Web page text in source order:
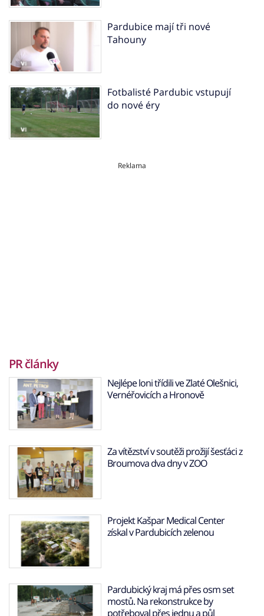
Pardubice mají tři nové
Tahouny
Fotbalisté Pardubic vstupují
do nové éry
Reklama
PR články
Nejlépe loni třídili ve Zlaté Olešnici,
Vernéřovicích a Hronově
Za vítězství v soutěži prožijí šesťáci z
Broumova dva dny v ZOO
Projekt Kašpar Medical Center
získal v Pardubicích zelenou
Pardubický kraj má přes osm set
mostů. Na rekonstrukce by
potřeboval přes jednu a půl